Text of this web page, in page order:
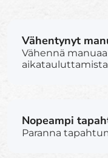
Vähentynyt
Vähennä
Nopeampi
Paranna